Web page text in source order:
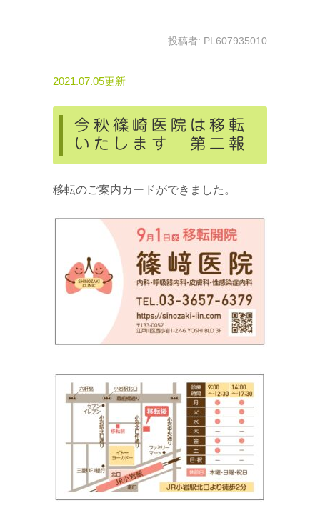
投稿者: PL607935010
2021.07.05更新
今秋篠崎医院は移転
いたします 第二報
移転のご案内カードができました。